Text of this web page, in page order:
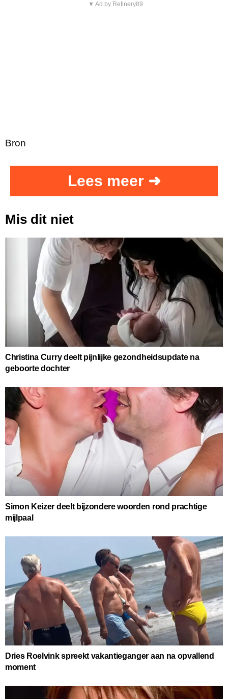
▼ Ad by Refinery89
Bron
Lees meer ➜
Mis dit niet
Christina Curry deelt pijnlijke gezondheidsupdate na
geboorte dochter
Simon Keizer deelt bijzondere woorden rond prachtige
mijlpaal
Dries Roelvink spreekt vakantieganger aan na opvallend
moment